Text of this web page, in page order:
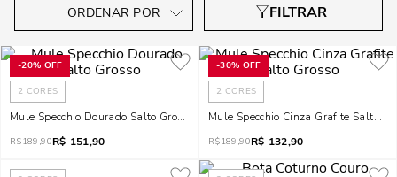
-20% OFF
2 CORES
Mule Specchio Dourado Salto Grosso
R$189,90R$ 151,90
-30% OFF
2 CORES
Mule Specchio Cinza Grafite Salto
R$189,90R$ 132,90